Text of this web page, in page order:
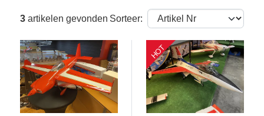
3 artikelen gevonden Sorteer:
HOT